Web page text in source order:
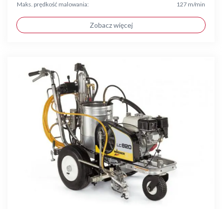
Maks. prędkość malowania:
127 m/min
Zobacz więcej